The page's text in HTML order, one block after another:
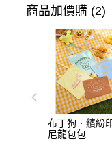
商品加價購 (2)
布丁狗．繽紛
尼龍包包